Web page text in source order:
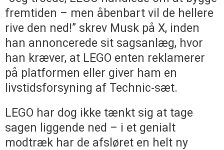
fremtiden – men åbenbart vil de hellere
rive den ned!” skrev Musk på X, inden
han annoncerede sit sagsanlæg, hvor
han kræver, at LEGO enten reklamerer
på platformen eller giver ham en
livstidsforsyning af Technic-sæt.
LEGO har dog ikke tænkt sig at tage
sagen liggende ned – i et genialt
modtræk har de afsløret en helt ny